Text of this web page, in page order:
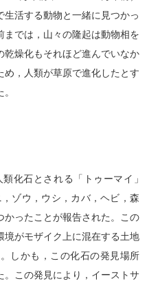
活する動物と一緒に見つかっ
では，山々の隆起は動物相を
燥化もそれほど進んでいなか
め，人類が草原で進化したとす
化石とされる「トゥーマイ 」
ゾウ，ウシ，カバ，ヘビ，森
ったことが報告された。この
境がモザイク上に混在する土地
しかも，この化石の発見場所
。この発見により，イーストサ